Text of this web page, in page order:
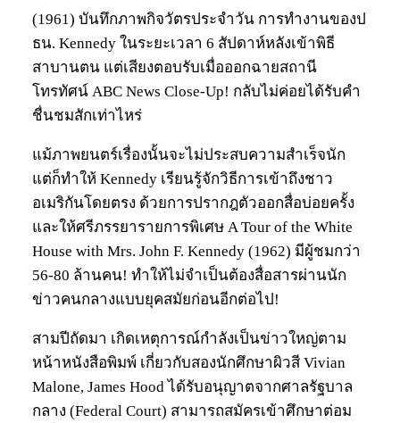
(1961) บันทึกภาพกิจวัตรประจำวัน การทำงานของป
ธน. Kennedy ในระยะเวลา 6 สัปดาห์หลังเข้าพิธี
สาบานตน แต่เสียงตอบรับเมื่อออกฉายสถานี
โทรทัศน์ ABC News Close-Up! กลับไม่ค่อยได้รับคำ
ชื่นชมสักเท่าไหร่
แม้ภาพยนตร์เรื่องนั้นจะไม่ประสบความสำเร็จนัก
แต่ก็ทำให้ Kennedy เรียนรู้จักวิธีการเข้าถึงชาว
อเมริกันโดยตรง ด้วยการปรากฎตัวออกสื่อบ่อยครั้ง
และให้ศรีภรรยารายการพิเศษ A Tour of the White
House with Mrs. John F. Kennedy (1962) มีผู้ชมกว่า
56-80 ล้านคน! ทำให้ไม่จำเป็นต้องสื่อสารผ่านนัก
ข่าวคนกลางแบบยุคสมัยก่อนอีกต่อไป!
สามปีถัดมา เกิดเหตุการณ์กำลังเป็นข่าวใหญ่ตาม
หน้าหนังสือพิมพ์ เกี่ยวกับสองนักศึกษาผิวสี Vivian
Malone, James Hood ได้รับอนุญาตจากศาลรัฐบาล
กลาง (Federal Court) สามารถสมัครเข้าศึกษาต่อม